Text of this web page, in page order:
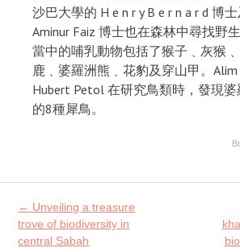
沙巴大學的 H e n r y B e r n a r d 博士
Aminur Faiz 博士也在森林中尋找野
當中的哺乳動物包括了猴子﹑灰猴﹑
鹿﹑婆羅洲熊﹑花豹及穿山甲。Alim
Hubert Petol 在研究鳥類時，發現
的8種犀鳥。
Post
navigation
← Unveiling a treasure
trove of biodiversity in
central Sabah